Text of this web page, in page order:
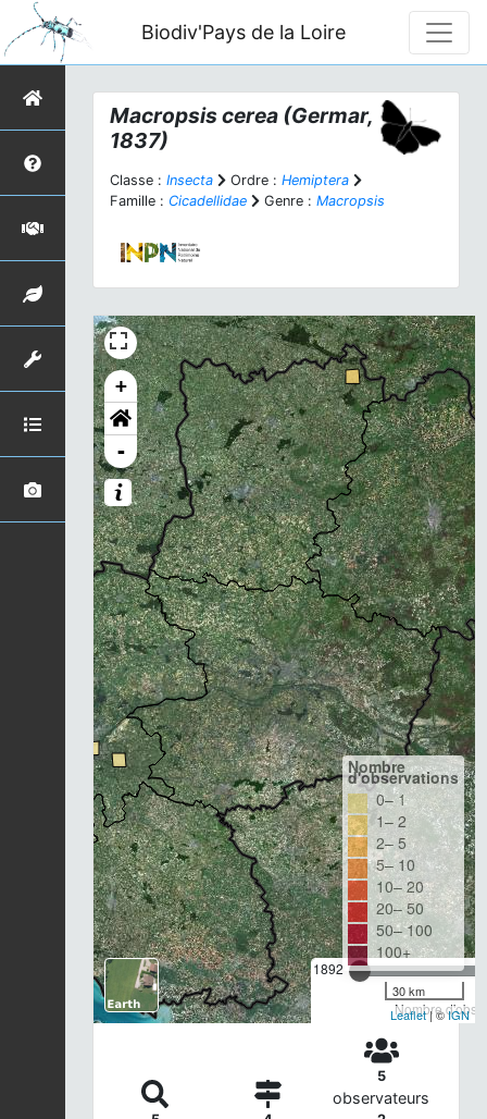
Biodiv'Pays de la Loire
Macropsis cerea (Germar,
1837)
Classe : Insecta Ordre : Hemiptera
Famille : Cicadellidae Genre : Macropsis
+
-
1892
Nombre
Nombre
d'observations
0– 1
1– 2
2– 5
5– 10
10– 20
20– 50
50– 100
100+
30 km
Leaflet| ©IGN
5
observateurs